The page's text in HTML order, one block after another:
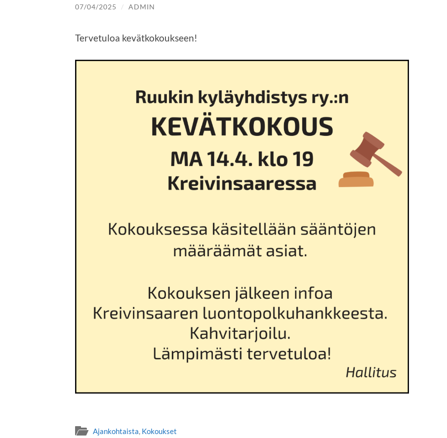
07/04/2025 / ADMIN
Tervetuloa kevätkokoukseen!
Ajankohtaista, Kokoukset